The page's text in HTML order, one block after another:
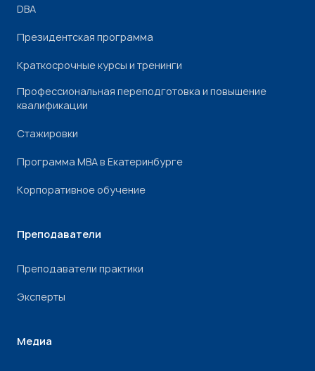
DBA
Президентская программа
Краткосрочные курсы и тренинги
Профессиональная переподготовка и повышение
квалификации
Стажировки
Программа МВА в Екатеринбурге
Корпоративное обучение
Преподаватели
Преподаватели практики
Эксперты
Медиа